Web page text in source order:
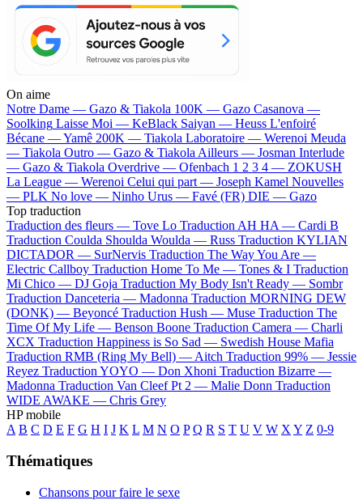
On aime
Notre Dame — Gazo & Tiakola 100K — Gazo Casanova —
Soolking Laisse Moi — KeBlack Saiyan — Heuss L'enfoiré
Bécane —Yamê 200K — Tiakola Laboratoire — Werenoi Meuda
— Tiakola Outro — Gazo & Tiakola Ailleurs — Josman Interlude
— Gazo & Tiakola Overdrive — Ofenbach 1 2 3 4 — ZOKUSH
La League — Werenoi Celui qui part — Joseph Kamel Nouvelles
— PLK No love — Ninho Urus — Favé (FR) DIE — Gazo
Top traduction
Traduction des fleurs — Tove Lo Traduction AH HA — Cardi B
Traduction Coulda Shoulda Woulda — Russ Traduction KYLIAN
DICTADOR — SurNervis Traduction The Way You Are —
Electric Callboy Traduction Home To Me — Tones & I Traduction
Mi Chico — DJ Goja Traduction My Body Isn't Ready — Sombr
Traduction Danceteria — Madonna Traduction MORNING DEW
(DONK) — Beyoncé Traduction Hush — Muse Traduction The
Time Of My Life — Benson Boone Traduction Camera — Charli
XCX Traduction Happiness is So Sad — Swedish House Mafia
Traduction RMB (Ring My Bell) — Aitch Traduction 99% — Jessie
Reyez Traduction YOYO — Don Xhoni Traduction Bizarre —
Madonna Traduction Van Cleef Pt 2 — Malie Donn Traduction
WIDE AWAKE — Chris Grey
HP mobile
A B C D E F G H I J K L M N O P Q R S T U V W X Y Z 0-9
Thématiques
Chansons pour faire le sexe